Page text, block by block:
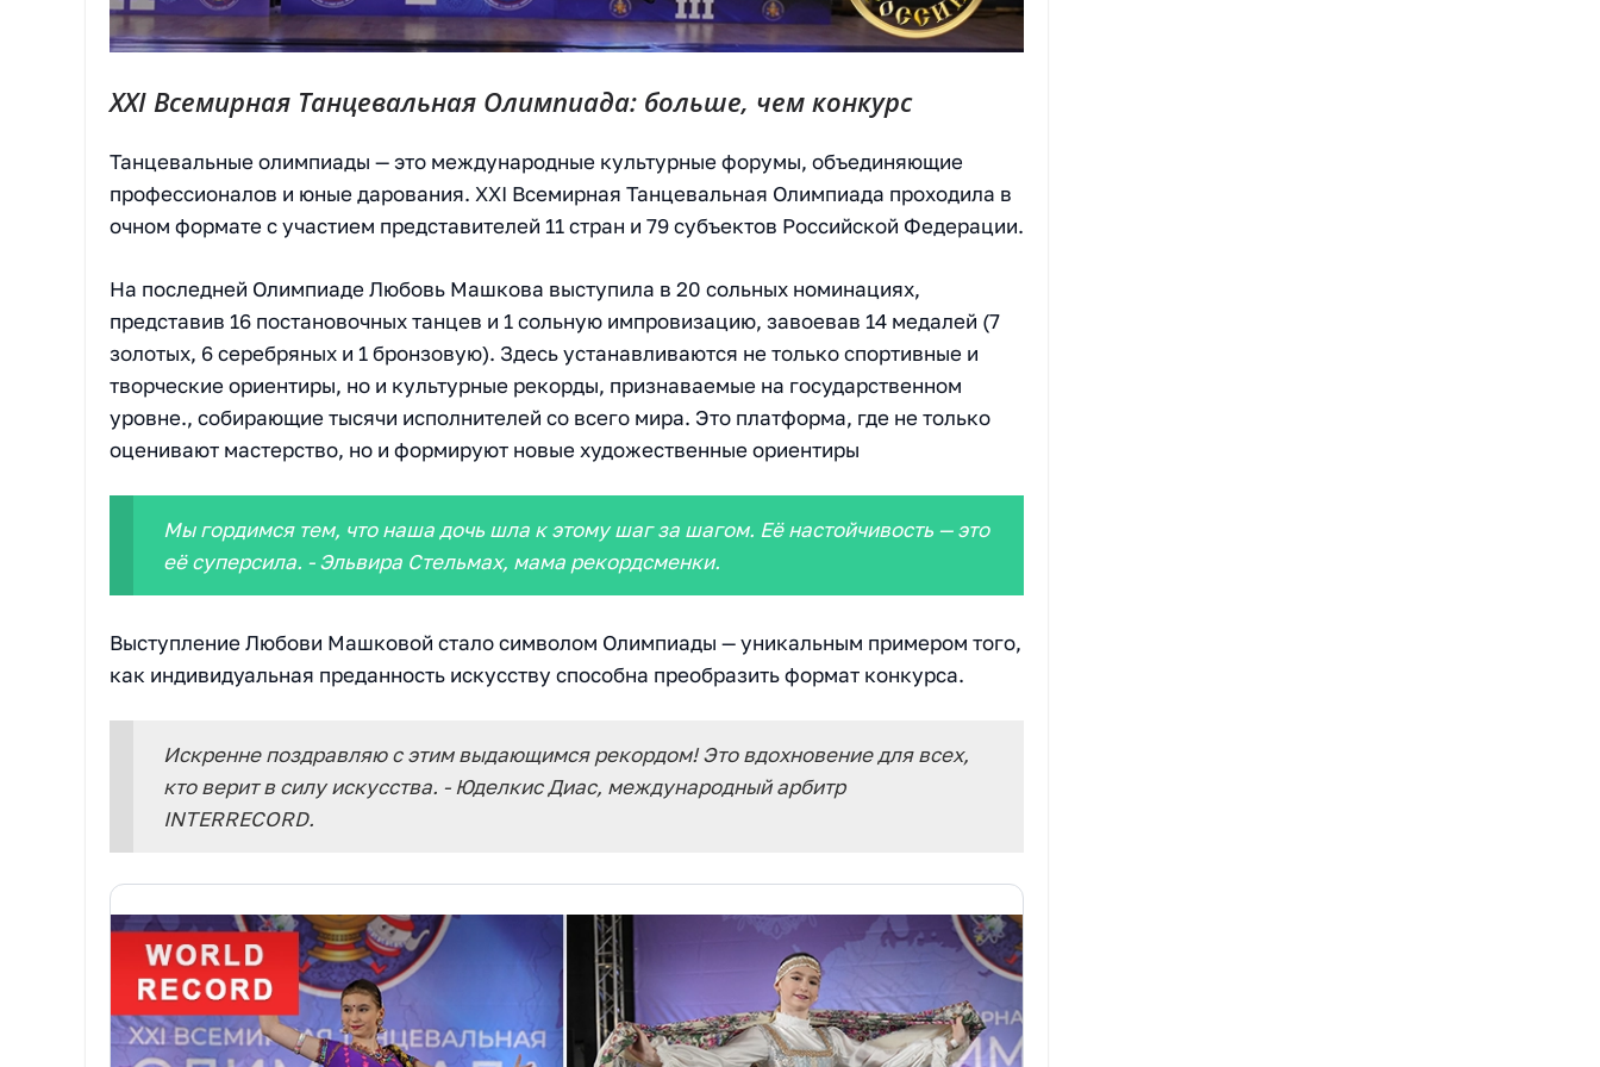
XXI Всемирная Танцевальная Олимпиада: больше, чем конкурс
Танцевальные олимпиады — это международные культурные форумы, объединяющие
профессионалов и юные дарования. XXI Всемирная Танцевальная Олимпиада проходила в
очном формате с участием представителей 11 стран и 79 субъектов Российской Федерации.
На последней Олимпиаде Любовь Машкова выступила в 20 сольных номинациях,
представив 16 постановочных танцев и 1 сольную импровизацию, завоевав 14 медалей (7
золотых, 6 серебряных и 1 бронзовую). Здесь устанавливаются не только спортивные и
творческие ориентиры, но и культурные рекорды, признаваемые на государственном
уровне., собирающие тысячи исполнителей со всего мира. Это платформа, где не только
оценивают мастерство, но и формируют новые художественные ориентиры
Мы гордимся тем, что наша дочь шла к этому шаг за шагом. Её настойчивость — это
её суперсила. - Эльвира Стельмах, мама рекордсменки.
Выступление Любови Машковой стало символом Олимпиады — уникальным примером того,
как индивидуальная преданность искусству способна преобразить формат конкурса.
Искренне поздравляю с этим выдающимся рекордом! Это вдохновение для всех,
кто верит в силу искусства. - Юделкис Диас, международный арбитр
INTERRECORD.